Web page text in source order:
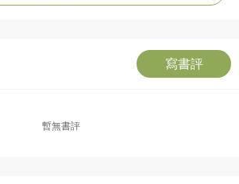
寫書評
暫無書評